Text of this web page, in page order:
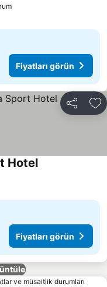
Fiyatları görün
Paylaş
Hotel
Fiyatları görün
ve müsaitlik durumları